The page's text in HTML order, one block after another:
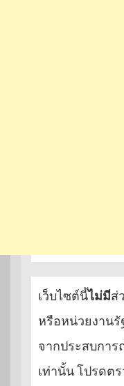
เว็บไซต์นี้ไม่มีส่
หรือหน่วยงาน
จากประสบการ
เท่านั้น โปรดต